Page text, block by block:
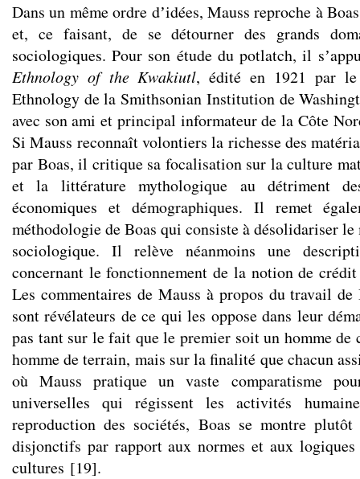
Dans un même ordre dʼidées, Mauss reproche à
et, ce faisant, de se détourner des grands
sociologiques. Pour son étude du potlatch, il
Ethnology of the Kwakiutl, édité en 1921 par
Ethnology de la Smithsonian Institution de
avec son ami et principal informateur de la Côte
Si Mauss reconnaît volontiers la richesse des
par Boas, il critique sa focalisation sur la culture
et la littérature mythologique au détriment
économiques et démographiques. Il remet
méthodologie de Boas qui consiste à désolidariser le
sociologique. Il relève néanmoins une
concernant le fonctionnement de la notion de
Les commentaires de Mauss à propos du travail
sont révélateurs de ce qui les oppose dans leur
pas tant sur le fait que le premier soit un homme de
homme de terrain, mais sur la finalité que chacun
où Mauss pratique un vaste comparatisme
universelles qui régissent les activités
reproduction des sociétés, Boas se montre
disjonctifs par rapport aux normes et aux
cultures [19].